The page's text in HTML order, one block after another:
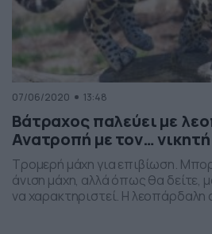
07/06/2020 13:48
Βάτραχος παλεύει με
Ανατροπή με τον…
Τρομερή μάχη για επιβίωση.
άνιση μάχη, αλλά όπως θα δείτε,
να χαρακτηριστεί. Η λεοπάρδαλη